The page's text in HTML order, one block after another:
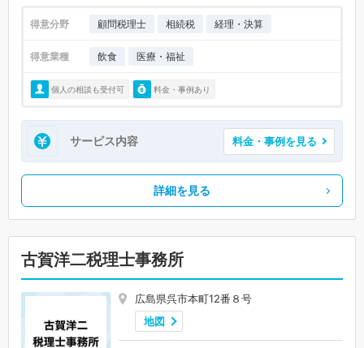
得意分野 顧問税理士 相続税 経理・決算
得意業種 飲食 医療・福祉
個人の相談も受付可 料金・事例あり
サービス内容 料金・事例を見る
詳細を見る
古賀洋二税理士事務所
広島県呉市本町12番８号
地図